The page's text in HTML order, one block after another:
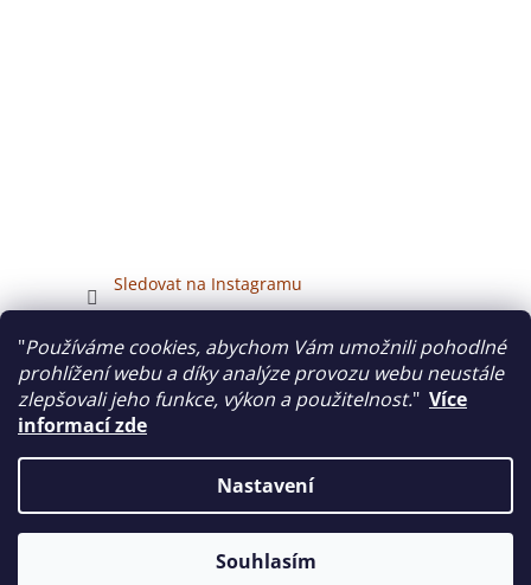
"Používáme cookies, abychom Vám umožnili pohodlné
prohlížení webu a díky analýze provozu webu neustále
zlepšovali jeho funkce, výkon a použitelnost." Více
informací zde
Nastavení
Souhlasím
Sledovat na Instagramu
Veškerý obsah tohoto webu je chráněn autorským právem.
Copyright 2026hurtta-collection.cz. Všechna práva
vyhrazena.